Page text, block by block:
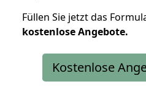
Füllen Sie jetzt das
kostenloseAngebote.
Kostenlose